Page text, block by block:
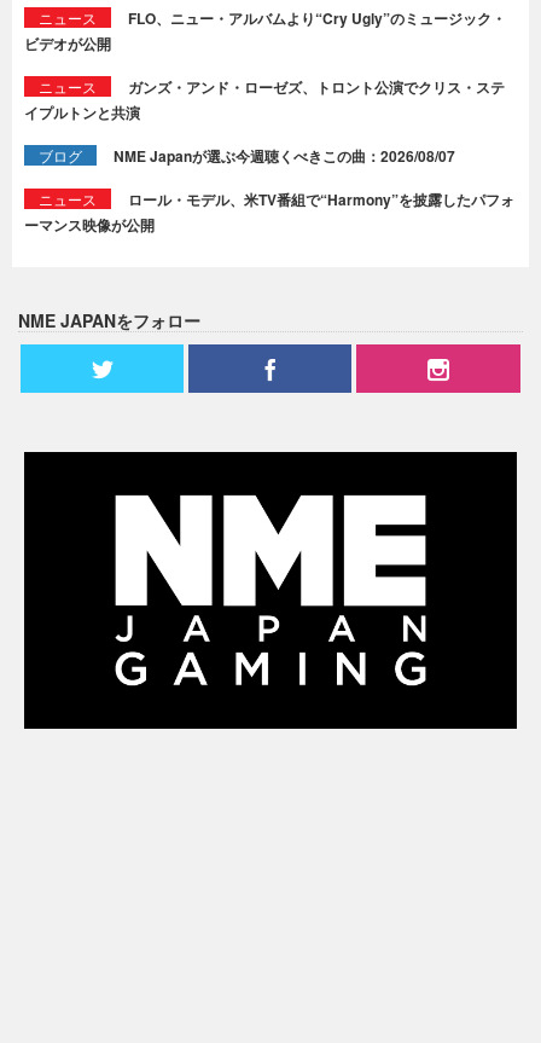
ニュース
FLO、ニュー・アルバムより“Cry Ugly”のミュージック・
ビデオが公開
ニュース
ガンズ・アンド・ローゼズ、トロント公演でクリス・ステ
イプルトンと共演
ブログ NME Japanが選ぶ今週聴くべきこの曲：2026/08/07
ニュース
ロール・モデル、米TV番組で“Harmony”を披露したパフォ
ーマンス映像が公開
NME JAPANをフォロー